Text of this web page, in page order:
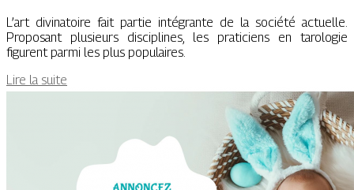
L’art divinatoire fait partie intégrante de la société actuelle.
Proposant plusieurs disciplines, les praticiens en tarologie
figurent parmi les plus populaires.
Lire la suite